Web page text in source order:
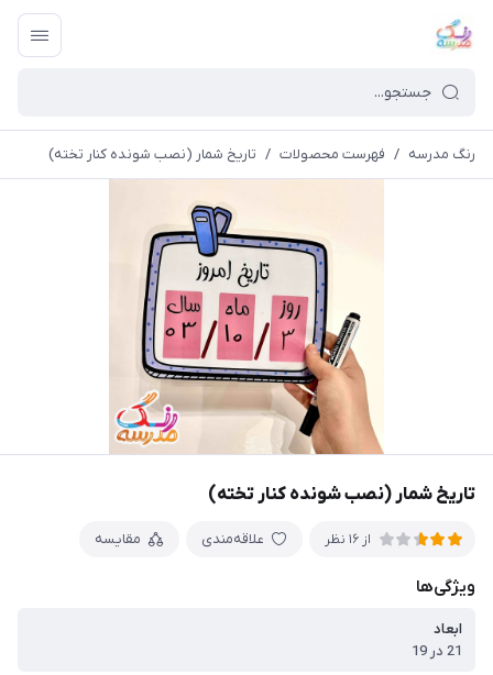
رنگ مدرسه / فهرست محصولات / تاریخ شمار (نصب شونده کنار تخته)
تاریخ شمار (نصب شونده کنار تخته)
از 16 نظر علاقه‌مندی مقایسه
ویژگی‌ها
ابعاد
21 در 19